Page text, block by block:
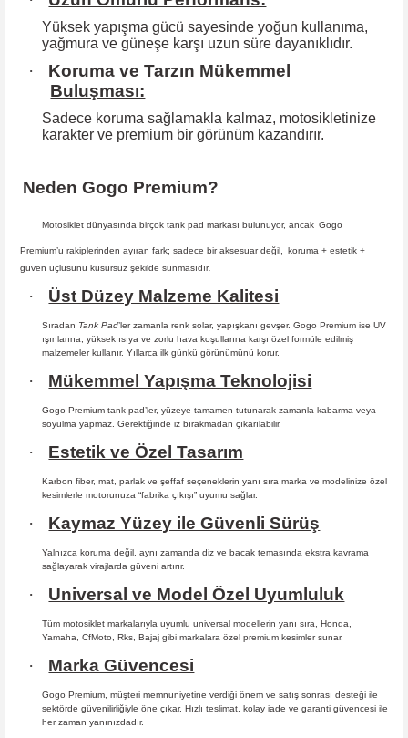
Yüksek yapışma gücü sayesinde yoğun kullanıma,
yağmura ve güneşe karşı uzun süre dayanıklıdır.
·
Koruma ve Tarzın Mükemmel
Buluşması:
Sadece koruma sağlamakla kalmaz, motosikletinize
karakter ve premium bir görünüm kazandırır.
Neden Gogo Premium?
Motosiklet dünyasında birçok tank pad markası bulunuyor, ancak Gogo
Premium’u rakiplerinden ayıran fark; sadece bir aksesuar değil,
koruma + estetik +
güven üçlüsünü kusursuz şekilde sunmasıdır.
· Üst Düzey Malzeme Kalitesi
Sıradan Tank Pad’ler zamanla renk solar, yapışkanı gevşer. Gogo Premium ise UV
ışınlarına, yüksek ısıya ve zorlu hava koşullarına karşı özel formüle edilmiş
malzemeler kullanır. Yıllarca ilk günkü görünümünü korur.
· Mükemmel Yapışma Teknolojisi
Gogo Premium tank pad’ler, yüzeye tamamen tutunarak zamanla kabarma veya
soyulma yapmaz. Gerektiğinde iz bırakmadan çıkarılabilir.
· Estetik ve Özel Tasarım
Karbon fiber, mat, parlak ve şeffaf seçeneklerin yanı sıra marka ve modelinize özel
kesimlerle motorunuza “fabrika çıkışı” uyumu sağlar.
· Kaymaz Yüzey ile Güvenli Sürüş
Yalnızca koruma değil, aynı zamanda diz ve bacak temasında ekstra kavrama
sağlayarak virajlarda güveni artırır.
· Universal ve Model Özel Uyumluluk
Tüm motosiklet markalarıyla uyumlu universal modellerin yanı sıra, Honda,
Yamaha, CfMoto, Rks, Bajaj gibi markalara özel premium kesimler sunar.
· Marka Güvencesi
Gogo Premium, müşteri memnuniyetine verdiği önem ve satış sonrası desteği ile
sektörde güvenilirliğiyle öne çıkar. Hızlı teslimat, kolay iade ve garanti güvencesi ile
her zaman yanınızdadır.